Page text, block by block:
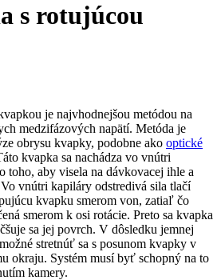
s rotujúcou
je najvhodnejšou metódou na
medzifázových napätí. Metóda je
obrysu kvapky, podobne ako optické
kvapka sa nachádza vo vnútri
toho, aby visela na dávkovacej ihle a
vnútri kapiláry odstredivá sila tlačí
kvapku smerom von, zatiaľ čo
smerom k osi rotácie. Preto sa kvapka
sa jej povrch. V dôsledku jemnej
stretnúť sa s posunom kvapky v
okraju. Systém musí byť schopný na to
kamery.